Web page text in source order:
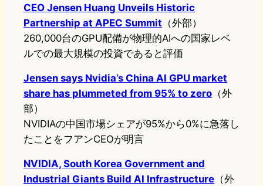
CEO Jensen Huang Unveils Historic
Partnership at APEC Summit （外部）
260,000台のGPU配備が物理的AIへの国家レベ
ルでの最大規模の投資であると評価
Jensen says Nvidia’s China AI GPU market
share has plummeted from 95% to zero （外
部）
NVIDIAの中国市場シェアが95%から0%に急落し
たことをフアンCEOが明言
NVIDIA, South Korea Government and
Industrial Giants Build AI Infrastructure （外